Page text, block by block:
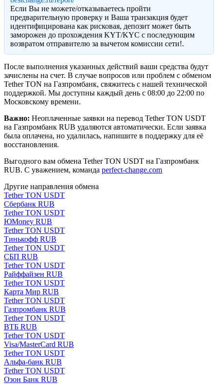
Eсли Вы не можете/отказываетесь пройти
предварительную проверку и Ваша транзакция будет
идентифицирована как рисковая, депозит может быть
заморожен до прохождения KYT/KYC с последующим
возвратом отправителю за вычетом комиссии сети!.
После выполнения указанных действий ваши средства будут
зачислены на счет. В случае вопросов или проблем с обменом
Tether TON на Газпромбанк, свяжитесь с нашей технической
поддержкой. Мы доступны каждый день с 08:00 до 22:00 по
Московскому времени.
Важно: Неоплаченные заявки на перевод Tether TON USDT
на Газпромбанк RUB удаляются автоматически. Если заявка
была оплачена, но удалилась, напишите в поддержку для её
восстановления.
Выгодного вам обмена Tether TON USDT на Газпромбанк
RUB. С уважением, команда perfect-change.com
Другие направления обмена
Tether TON USDT
Сбербанк RUB
Tether TON USDT
ЮMoney RUB
Tether TON USDT
Тинькофф RUB
Tether TON USDT
СБП RUB
Tether TON USDT
Райффайзен RUB
Tether TON USDT
Карта Мир RUB
Tether TON USDT
Газпромбанк RUB
Tether TON USDT
ВТБ RUB
Tether TON USDT
Visa/MasterCard RUB
Tether TON USDT
Альфа-банк RUB
Tether TON USDT
Озон Банк RUB